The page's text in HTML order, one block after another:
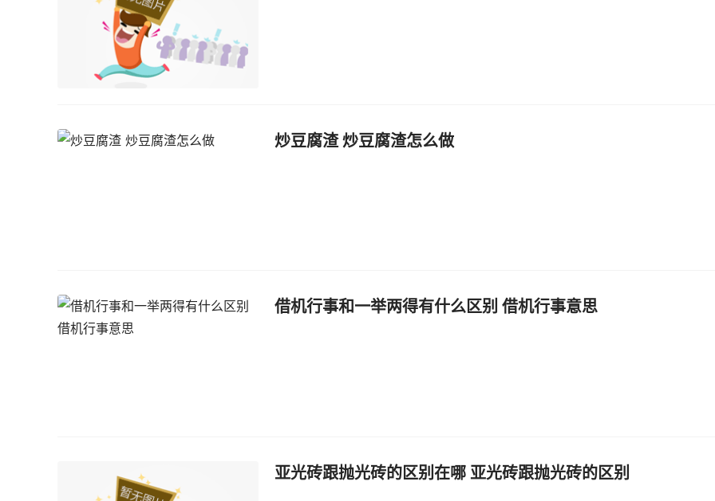
炒豆腐渣 炒豆腐渣怎么做
借机行事和一举两得有什么区别 借机行事意思
亚光砖跟抛光砖的区别在哪 亚光砖跟抛光砖的区别